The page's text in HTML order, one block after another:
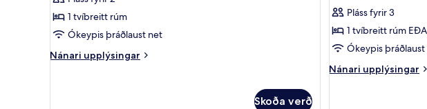
svíta
1 tvíbreitt rúm
Ókeypis þráðlaust net
Nánari upplýsingar
Nánari
Skoða verð
(Deluxe
Room,
1
Double
or
Pláss fyrir 3
1 tvíbreitt rúm
Ókeypis
Nánari upplýsingar
Nánari